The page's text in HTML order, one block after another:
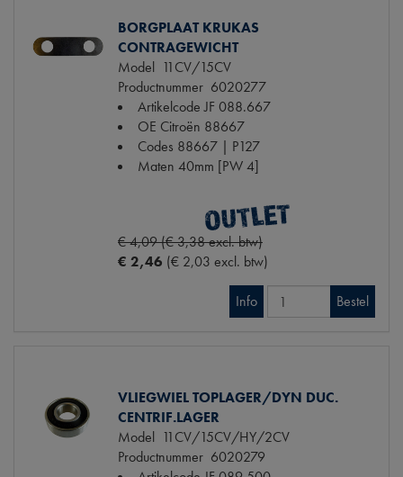
BORGPLAAT KRUKAS
CONTRAGEWICHT
Model 11CV/15CV
Productnummer 6020277
Artikelcode JF088.667
OE Citroën 88667
Codes 88667 | P127
Maten 40mm [PW 4]
€ 4,09 (€ 3,38 excl. btw)
€ 2,46 (€ 2,03 excl. btw)
Info Bestel
VLIEGWIEL TOPLAGER/DYN DUC.
CENTRIF.LAGER
Model 11CV/15CV/HY/2CV
Productnummer 6020279